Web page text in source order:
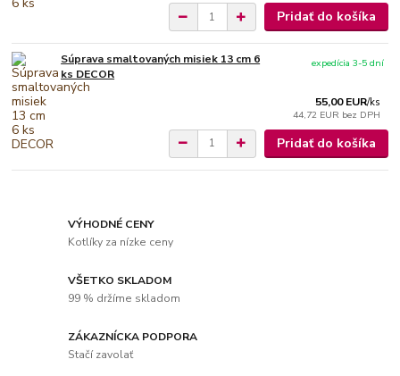
Pridať do košíka
Súprava smaltovaných misiek 13 cm 6
ks DECOR
55,00 EUR/ks
44,72 EUR bez DPH
expedícia 3-5 dní
Pridať do košíka
VÝHODNÉ CENY
Kotlíky za nízke ceny
VŠETKO SKLADOM
99 % držíme skladom
ZÁKAZNÍCKA PODPORA
Stačí zavolať